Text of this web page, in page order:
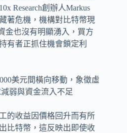
Research創辦人Markus
著危機，機構對比特幣現
金也沒有明顯湧入，買方
有者正抓住機會鎖定利
的收益因價格回升而有所
比特幣，這反映出即使收